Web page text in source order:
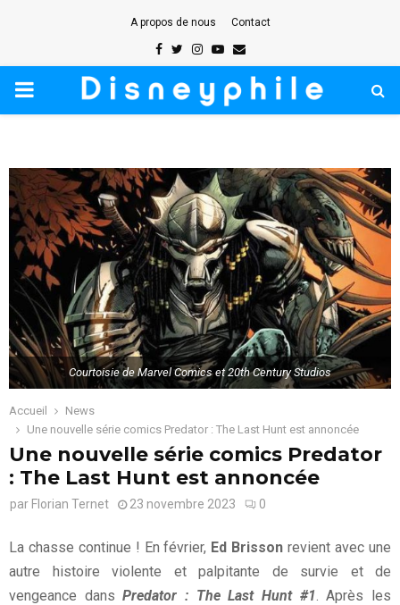
A propos de nous Contact
Facebook
TwitterInstagram
Youtube
Email
PRIMARY
Courtoisie de Marvel Comics et 20th Century Studios
Accueil
News
Une nouvelle série comics Predator : The Last Hunt est annoncée
Une nouvelle série comics Predator
: The Last Hunt est annoncée
par Florian Ternet 23 novembre 2023 0
La chasse continue ! En février, Ed Brisson revient avec une
autre histoire violente et palpitante de survie et de
vengeance dansPredator : The Last Hunt #1 . Après les